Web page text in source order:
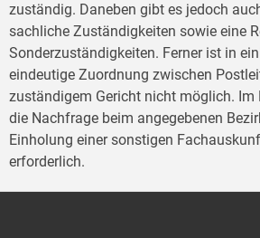
zuständig. Daneben gibt es jedoch
sachliche Zuständigkeiten sowie eine
Sonderzuständigkeiten. Ferner ist in
eindeutige Zuordnung zwischen
zuständigem Gericht nicht möglich. Im
die Nachfrage beim angegebenen
Einholung einer sonstigen
erforderlich.